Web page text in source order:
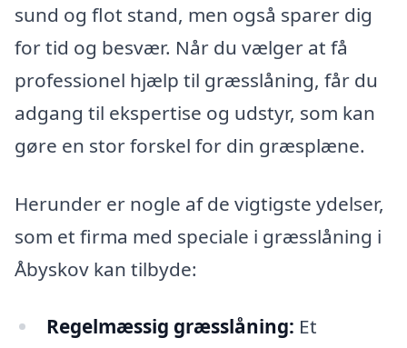
sund og flot stand, men også sparer dig
for tid og besvær. Når du vælger at få
professionel hjælp til græsslåning, får du
adgang til ekspertise og udstyr, som kan
gøre en stor forskel for din græsplæne.
Herunder er nogle af de vigtigste ydelser,
som et firma med speciale i græsslåning i
Åbyskov kan tilbyde:
Regelmæssig græsslåning: Et